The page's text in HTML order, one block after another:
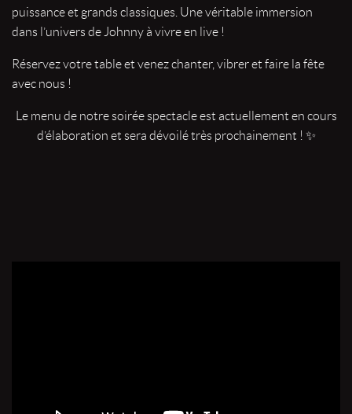
puissance et grands classiques. Une véritable immersion
dans l’univers de Johnny à vivre en live !
Réservez votre table et venez chanter, vibrer et faire la fête
avec nous !
Le menu de notre soirée spectacle est actuellement en cours
d’élaboration et sera dévoilé très prochainement ! ✨